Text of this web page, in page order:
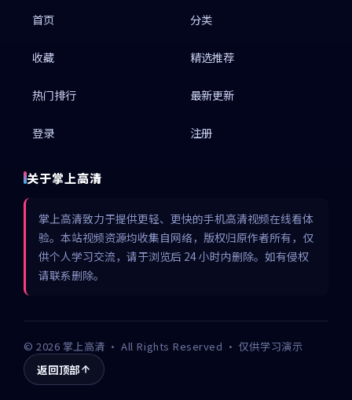
首页 分类
收藏 精选推荐
热门排行 最新更新
登录 注册
关于掌上高清
掌上高清致力于提供更轻、更快的手机高清视频在线看体
验。本站视频资源均收集自网络，版权归原作者所有，仅
供个人学习交流，请于浏览后 24 小时内删除。如有侵权
请联系删除。
©2026 掌上高清 · All Rights Reserved · 仅供学习演示
返回顶部